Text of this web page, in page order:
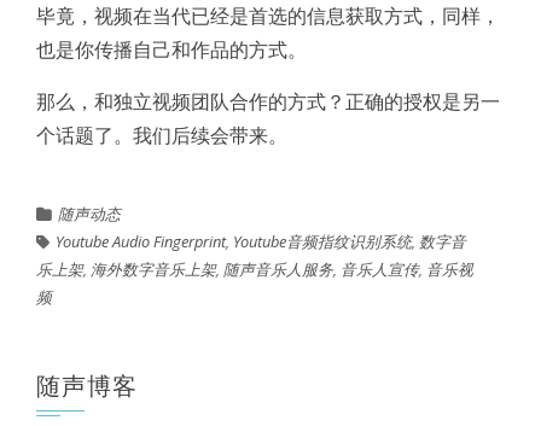
毕竟，视频在当代已经是首选的信息获取方式，同样，
也是你传播自己和作品的方式。
那么，和独立视频团队合作的方式？正确的授权是另一
个话题了。我们后续会带来。
随声动态
Youtube Audio Fingerprint, Youtube音频指纹识别系统, 数字音
乐上架, 海外数字音乐上架, 随声音乐人服务, 音乐人宣传, 音乐视
频
随声博客